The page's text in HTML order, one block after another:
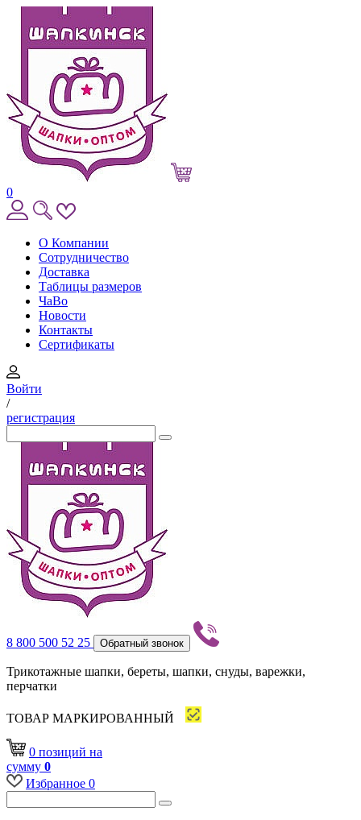
0
О Компании
Сотрудничество
Доставка
Таблицы размеров
ЧаВо
Новости
Контакты
Сертификаты
Войти
/
регистрация
8 800 500 52 25 Обратный звонок
Трикотажные шапки, береты, шапки, снуды, варежки,
перчатки
ТОВАР МАРКИРОВАННЫЙ
0 позиций на
сумму 0
Избранное 0